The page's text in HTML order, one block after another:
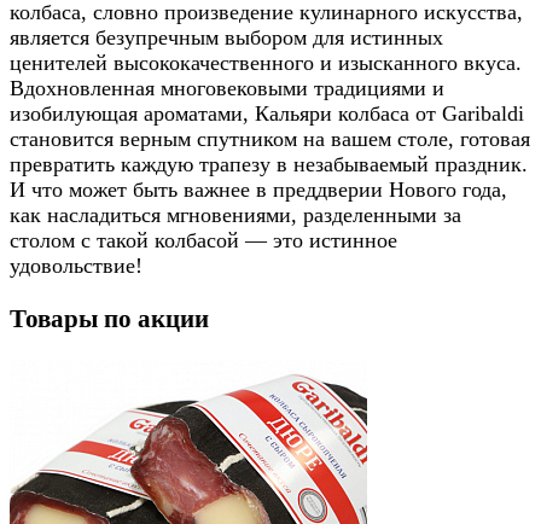
колбаса, словно произведение кулинарного искусства,
является безупречным выбором для истинных
ценителей высококачественного и изысканного вкуса.
Вдохновленная многовековыми традициями и
изобилующая ароматами, Кальяри колбаса от Garibaldi
становится верным спутником на вашем столе, готовая
превратить каждую трапезу в незабываемый праздник.
И что может быть важнее в преддверии Нового года,
как насладиться мгновениями, разделенными за
столом с такой колбасой — это истинное
удовольствие!
Товары по акции